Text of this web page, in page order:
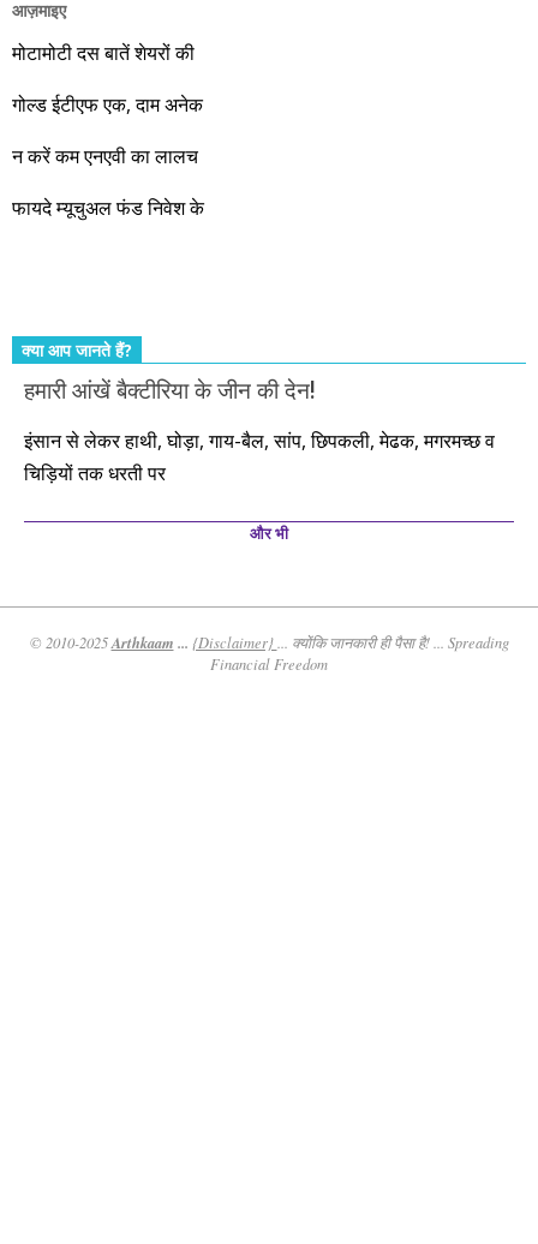
वो रहे या कोई और आए, अगले दस साल भारतीय अर्थव्यवस्था के लिए
जबरदस्त प्रगति के साल होने जा रहे हैं। इस दौरान एक साल में दोगुना ही
आएंगे। दूसरे आपको बस उल्लू बनाएंगे। केवल हम ही हैं जो पूरी ईमानदारी
और सत्यनिष्ठा से आपके लिए निवेश के हर रविवार को शानदार मौके लेकर
कर्महीन नर पावत नाहीं। आपके हिस्से का कुछ कर्म हम कर दे रहे हैं। बाकी
आज़माइए
मोटामोटी दस बातें शेयरों की
गोल्ड ईटीएफ एक, दाम अनेक
न करें कम एनएवी का लालच
फायदे म्यूचुअल फंड निवेश के
क्या आप जानते हैं?
हमारी आंखें बैक्टीरिया के जीन की देन!
इंसान से लेकर हाथी, घोड़ा, गाय-बैल, सांप, छिपकली, मेढक, मगरमच्छ व
चिड़ियों तक धरती पर
और भी
© 2010-2025Arthkaam ... {Disclaimer}
... क्योंकि जानकारी ही पैसा है! ... Spreading
Financial Freedom